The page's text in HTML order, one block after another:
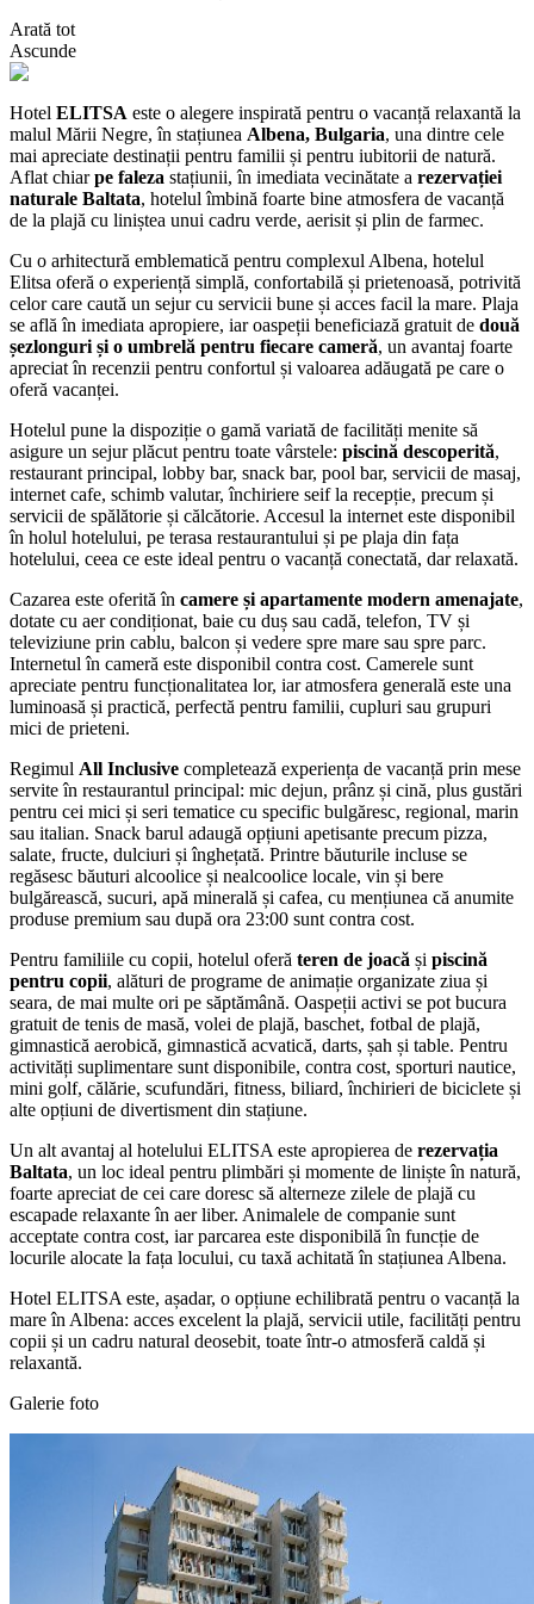
Arată tot
Ascunde
Hotel ELITSA este o alegere inspirată pentru o vacanță relaxantă la
malul Mării Negre, în stațiunea Albena, Bulgaria, una dintre cele
mai apreciate destinații pentru familii și pentru iubitorii de natură.
Aflat chiarpe faleza stațiunii, în imediata vecinătate a rezervației
naturale Baltata, hotelul îmbină foarte bine atmosfera de vacanță
de la plajă cu liniștea unui cadru verde, aerisit și plin de farmec.
Cu o arhitectură emblematică pentru complexul Albena, hotelul
Elitsa oferă o experiență simplă, confortabilă și prietenoasă, potrivită
celor care caută un sejur cu servicii bune și acces facil la mare. Plaja
se află în imediata apropiere, iar oaspeții beneficiază gratuit de două
șezlonguri și o umbrelă pentru fiecare cameră, un avantaj foarte
apreciat în recenzii pentru confortul și valoarea adăugată pe care o
oferă vacanței.
Hotelul pune la dispoziție o gamă variată de facilități menite să
asigure un sejur plăcut pentru toate vârstele: piscină descoperită,
restaurant principal, lobby bar, snack bar, pool bar, servicii de masaj,
internet cafe, schimb valutar, închiriere seif la recepție, precum și
servicii de spălătorie și călcătorie. Accesul la internet este disponibil
în holul hotelului, pe terasa restaurantului și pe plaja din fața
hotelului, ceea ce este ideal pentru o vacanță conectată, dar relaxată.
Cazarea este oferită în camere și apartamente modern amenajate,
dotate cu aer condiționat, baie cu duș sau cadă, telefon, TV și
televiziune prin cablu, balcon și vedere spre mare sau spre parc.
Internetul în cameră este disponibil contra cost. Camerele sunt
apreciate pentru funcționalitatea lor, iar atmosfera generală este una
luminoasă și practică, perfectă pentru familii, cupluri sau grupuri
mici de prieteni.
Regimul All Inclusive completează experiența de vacanță prin mese
servite în restaurantul principal: mic dejun, prânz și cină, plus gustări
pentru cei mici și seri tematice cu specific bulgăresc, regional, marin
sau italian. Snack barul adaugă opțiuni apetisante precum pizza,
salate, fructe, dulciuri și înghețată. Printre băuturile incluse se
regăsesc băuturi alcoolice și nealcoolice locale, vin și bere
bulgărească, sucuri, apă minerală și cafea, cu mențiunea că anumite
produse premium sau după ora 23:00 sunt contra cost.
Pentru familiile cu copii, hotelul oferă teren de joacă și piscină
pentru copii, alături de programe de animație organizate ziua și
seara, de mai multe ori pe săptămână. Oaspeții activi se pot bucura
gratuit de tenis de masă, volei de plajă, baschet, fotbal de plajă,
gimnastică aerobică, gimnastică acvatică, darts, șah și table. Pentru
activități suplimentare sunt disponibile, contra cost, sporturi nautice,
mini golf, călărie, scufundări, fitness, biliard, închirieri de biciclete și
alte opțiuni de divertisment din stațiune.
Un alt avantaj al hotelului ELITSA este apropierea de rezervația
Baltata, un loc ideal pentru plimbări și momente de liniște în natură,
foarte apreciat de cei care doresc să alterneze zilele de plajă cu
escapade relaxante în aer liber. Animalele de companie sunt
acceptate contra cost, iar parcarea este disponibilă în funcție de
locurile alocate la fața locului, cu taxă achitată în stațiunea Albena.
Hotel ELITSA este, așadar, o opțiune echilibrată pentru o vacanță la
mare în Albena: acces excelent la plajă, servicii utile, facilități pentru
copii și un cadru natural deosebit, toate într-o atmosferă caldă și
relaxantă.
Galerie foto